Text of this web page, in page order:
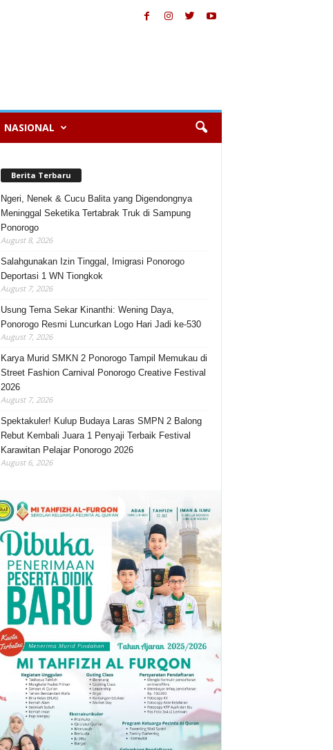
NASIONAL
Berita Terbaru
Ngeri, Nenek & Cucu Balita yang Digendongnya
Meninggal Seketika Tertabrak Truk di Sampung
Ponorogo
August 8, 2026
Salahgunakan Izin Tinggal, Imigrasi Ponorogo
Deportasi 1 WN Tiongkok
August 7, 2026
Usung Tema Sekar Kinanthi: Wening Daya,
Ponorogo Resmi Luncurkan Logo Hari Jadi ke-530
August 7, 2026
Karya Murid SMKN 2 Ponorogo Tampil Memukau di
Street Fashion Carnival Ponorogo Creative Festival
2026
August 7, 2026
Spektakuler! Kulup Budaya Laras SMPN 2 Balong
Rebut Kembali Juara 1 Penyaji Terbaik Festival
Karawitan Pelajar Ponorogo 2026
August 6, 2026